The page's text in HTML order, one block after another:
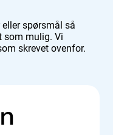
spørsmål så
som mulig. Vi
skrevet ovenfor.